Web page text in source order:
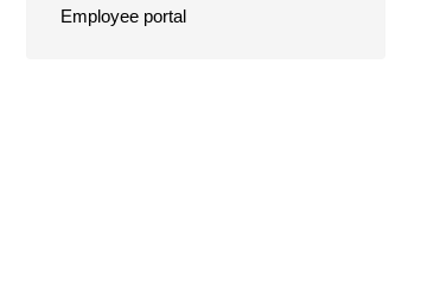
Employee portal